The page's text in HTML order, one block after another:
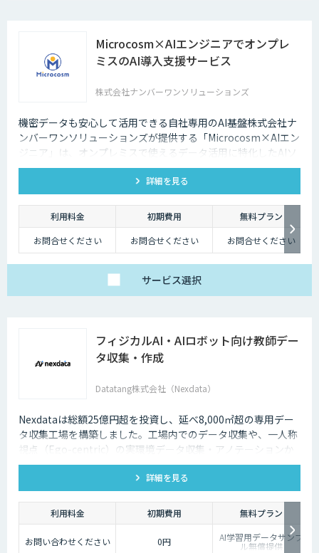
Microcosm×AIエンジニアでオンプレ
ミスのAI導入支援サービス
株式会社ナンバーワンソリューションズ
機密データも安心して活用できる自社専用のAI基盤株式会社ナ
ンバーワンソリューションズが提供する「Microcosm×AIエン
ジニア」は、オンプレミスで使えるデータ活用に特化したAIソ
リューションをAIエンジニアが貴社の課題に合わせてカスタマ
イズするサービスです。社内に眠るデータを「会社の資産」と
して生まれ変わらせることができます。
詳細を見る
利用料金 初期費用
無料プラン
お問合せください
お問合せください お問合せください
サービス選択
フィジカルAI・AIロボット向け教師デー
タ収集・作成
Datatang株式会社（Nexdata）
Nexdataは総額25億円超を投資し、延べ8,000㎡超の専用デー
タ収集工場を構築しました。工場内でのデータ収集や、一人称
視点（Ego-centric）の実環境データ収集・アノテーションか
ら、環境認識・意思決定・動作制御に対応した既製データセッ
トまで、フィジカルAI開発を加速させる包括的なデータソリュ
ーションを提供いたします。
詳細を見る
利用料金 初期費用 無料プラン
お問い合わせください 0円 AI学習用データサンプ
ル無償提供